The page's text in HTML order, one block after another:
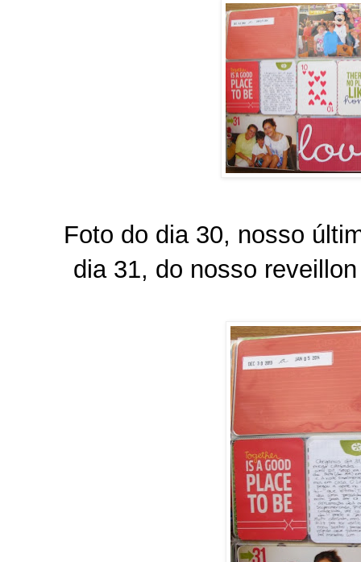
Foto do dia 30, nosso
dia 31, do nosso